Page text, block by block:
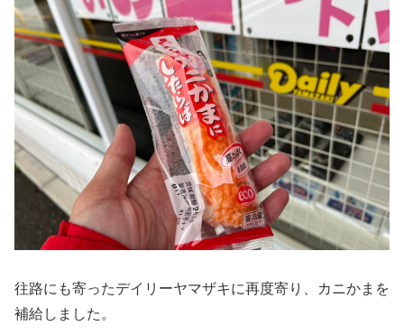
往路にも寄ったデイリーヤマザキに再度寄り、カニかまを
補給しました。